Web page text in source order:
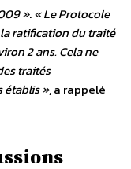
».« Le Protocole
ratification du traité
2 ans. Cela ne
traités
établis », a rappelé